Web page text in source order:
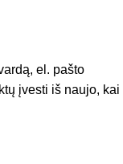
el. pašto
įvesti iš naujo, kai